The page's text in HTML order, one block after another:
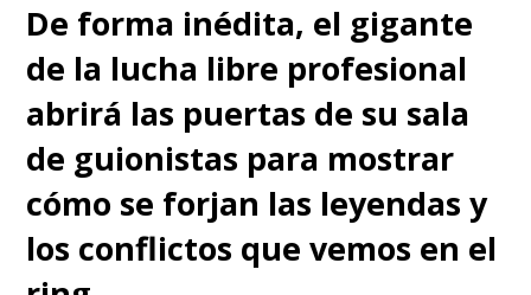
Liv Morgan y Raquel
Rodriguez vs. Lyra Valkyria y
Becky Lynch por el
Campeonato Femenino en
Parejas
De forma inédita, el gigante
de la lucha libre profesional
abrirá las puertas de su sala
de guionistas para mostrar
cómo se forjan las leyendas y
los conflictos que vemos en el